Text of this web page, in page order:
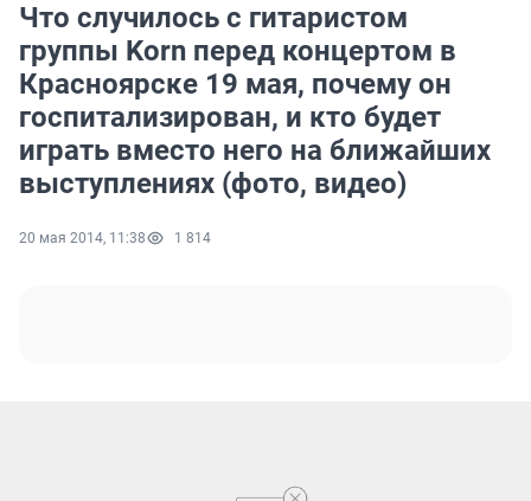
Что случилось с гитаристом
группы Korn перед концертом в
Красноярске 19 мая, почему он
госпитализирован, и кто будет
играть вместо него на ближайших
выступлениях (фото, видео)
20 мая 2014, 11:38 1 814